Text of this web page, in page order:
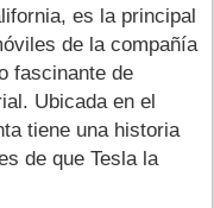
es la principal
de la compañía
fascinante de
Ubicada en el
tiene una historia
de que Tesla la